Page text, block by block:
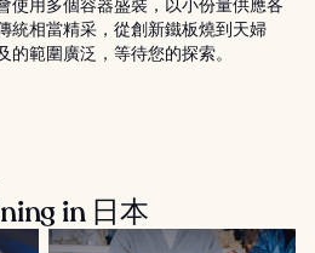
統相當精采，從創新鐵板燒到天婦
範圍廣泛，等待您的探索。
in 日本